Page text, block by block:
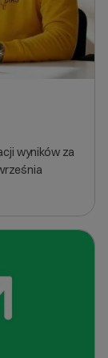
wyników za